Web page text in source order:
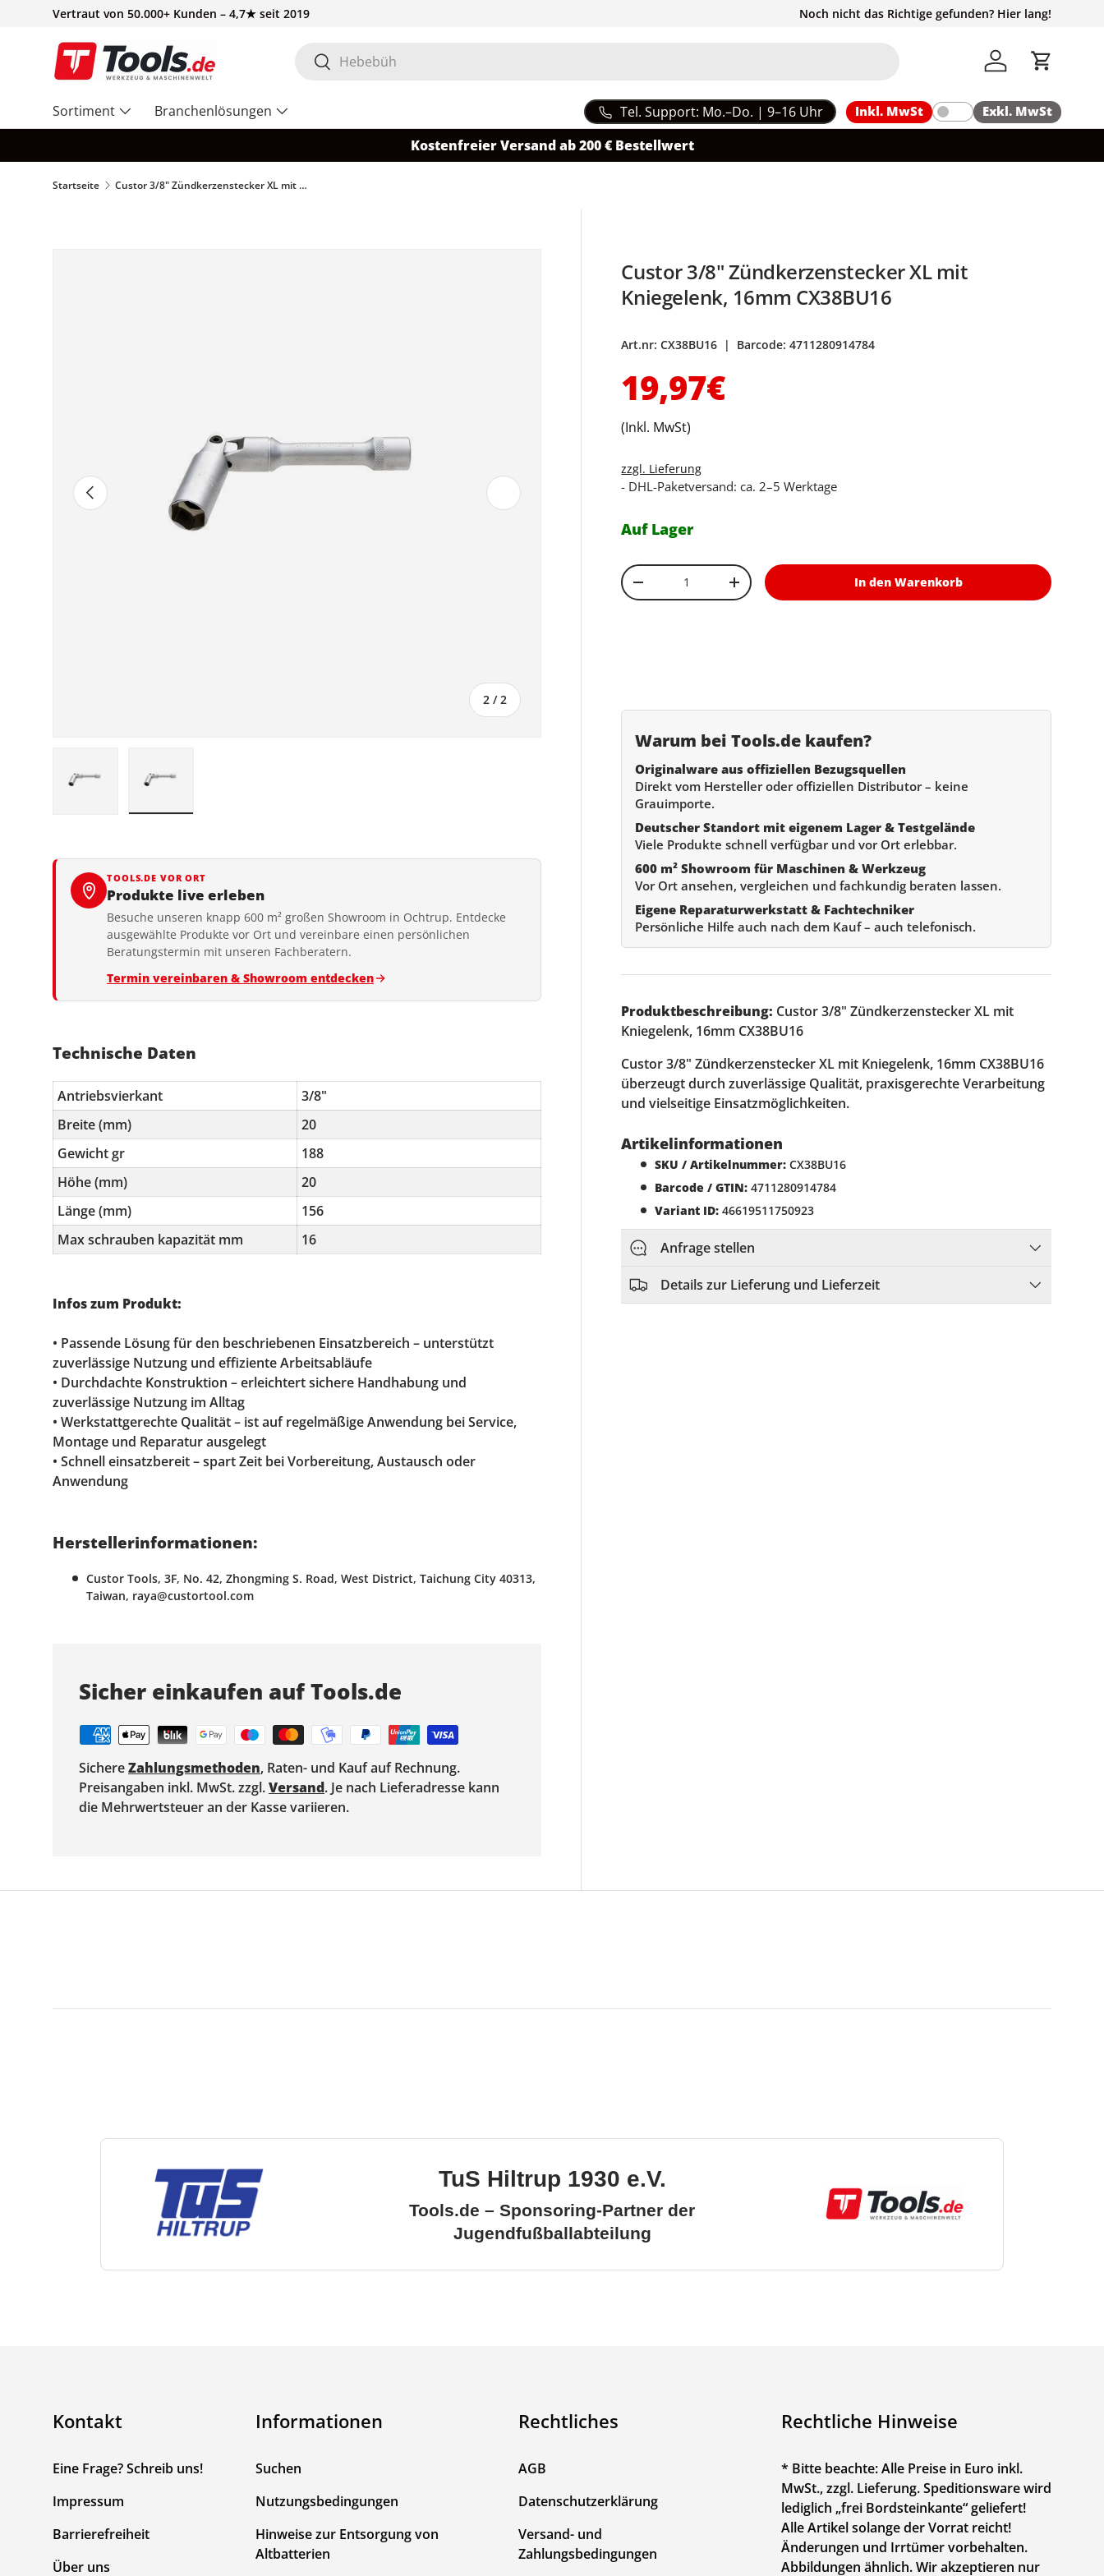
Vertraut von 50.000+ Kunden – 4,7★ seit 2019 Noch nicht das Richtige gefunden? Hier lang!
Suchen
Suchen Einloggen
Sortiment Branchenlösungen Tel. Support: Mo.–Do. | 9–16 Uhr Inkl. MwSt Exkl. MwSt
Kostenfreier Versand ab 200 € Bestellwert
Startseite Custor 3/8" Zündkerzenstecker XL mit Kniegelenk, 16mm CX38BU16
Vorherige
2 /von
2
Nächste
Custor 3/8" Zündkerzenstecker XL mit
Kniegelenk, 16mm CX38BU16
Art.nr: CX38BU16 | Barcode: 4711280914784
Normaler Preis
19,97€
(Inkl. MwSt)
zzgl. Lieferung
- DHL-Paketversand: ca. 2–5 Werktage
Auf Lager
Anzahl
Menge verringernMenge erhöhen In den Warenkorb
Warum bei Tools.de kaufen?
Originalware aus offiziellen Bezugsquellen
Direkt vom Hersteller oder offiziellen Distributor – keine
Grauimporte.
Deutscher Standort mit eigenem Lager & Testgelände
Viele Produkte schnell verfügbar und vor Ort erlebbar.
600 m² Showroom für Maschinen & Werkzeug
Vor Ort ansehen, vergleichen und fachkundig beraten lassen.
Eigene Reparaturwerkstatt & Fachtechniker
Persönliche Hilfe auch nach dem Kauf – auch telefonisch.
Produktbeschreibung: Custor 3/8" Zündkerzenstecker XL mit
Kniegelenk, 16mm CX38BU16
Custor 3/8" Zündkerzenstecker XL mit Kniegelenk, 16mm CX38BU16
überzeugt durch zuverlässige Qualität, praxisgerechte Verarbeitung
und vielseitige Einsatzmöglichkeiten.
Artikelinformationen
SKU / Artikelnummer: CX38BU16
Barcode / GTIN: 4711280914784
Variant ID: 46619511750923
Anfrage stellen
Details zur Lieferung und Lieferzeit
TOOLS.DE VOR ORT
Produkte live erleben
Besuche unseren knapp 600 m² großen Showroom in Ochtrup. Entdecke
ausgewählte Produkte vor Ort und vereinbare einen persönlichen
Beratungstermin mit unseren Fachberatern.
Termin vereinbaren & Showroom entdecken
Technische Daten
Antriebsvierkant
3/8"
Breite (mm)
20
Gewicht gr
188
Höhe (mm)
20
Länge (mm)
156
Max schrauben kapazität mm
16
Infos zum Produkt:
• Passende Lösung für den beschriebenen Einsatzbereich – unterstützt
zuverlässige Nutzung und effiziente Arbeitsabläufe
• Durchdachte Konstruktion – erleichtert sichere Handhabung und
zuverlässige Nutzung im Alltag
• Werkstattgerechte Qualität – ist auf regelmäßige Anwendung bei Service,
Montage und Reparatur ausgelegt
• Schnell einsatzbereit – spart Zeit bei Vorbereitung, Austausch oder
Anwendung
Herstellerinformationen:
Custor Tools, 3F, No. 42, Zhongming S. Road, West District, Taichung City 40313,
Taiwan, raya@custortool.com
Sicher einkaufen auf Tools.de
SichereZahlungsmethoden, Raten- und Kauf auf Rechnung.
Preisangaben inkl. MwSt. zzgl.Versand. Je nach Lieferadresse kann
die Mehrwertsteuer an der Kasse variieren.
TuS Hiltrup 1930 e.V.
Tools.de – Sponsoring-Partner der
Jugendfußballabteilung
Kontakt
Eine Frage? Schreib uns!
Impressum
Barrierefreiheit
Über uns
Informationen
Suchen
Nutzungsbedingungen
Hinweise zur Entsorgung von
Altbatterien
Rechtliches
AGB
Datenschutzerklärung
Versand- und
Zahlungsbedingungen
Rechtliche Hinweise
* Bitte beachte: Alle Preise in Euro inkl.
MwSt., zzgl. Lieferung. Speditionsware wird
lediglich „frei Bordsteinkante“ geliefert!
Alle Artikel solange der Vorrat reicht!
Änderungen und Irrtümer vorbehalten.
Abbildungen ähnlich. Wir akzeptieren nur